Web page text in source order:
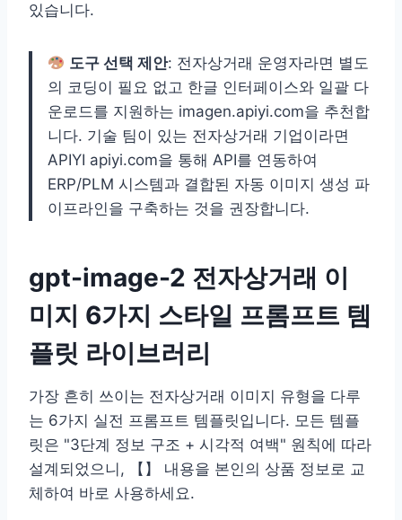
있습니다.
도구 선택 제안: 전자상거래 운영자라면 별도
의 코딩이 필요 없고 한글 인터페이스와 일괄 다
운로드를 지원하는 imagen.apiyi.com을 추천합
니다. 기술 팀이 있는 전자상거래 기업이라면
APIYI apiyi.com을 통해 API를 연동하여
ERP/PLM 시스템과 결합된 자동 이미지 생성 파
이프라인을 구축하는 것을 권장합니다.
gpt-image-2 전자상거래 이
미지 6가지 스타일 프롬프트 템
플릿 라이브러리
가장 흔히 쓰이는 전자상거래 이미지 유형을 다루
는 6가지 실전 프롬프트 템플릿입니다. 모든 템플
릿은 "3단계 정보 구조 + 시각적 여백" 원칙에 따라
설계되었으니, 【】 내용을 본인의 상품 정보로 교
체하여 바로 사용하세요.